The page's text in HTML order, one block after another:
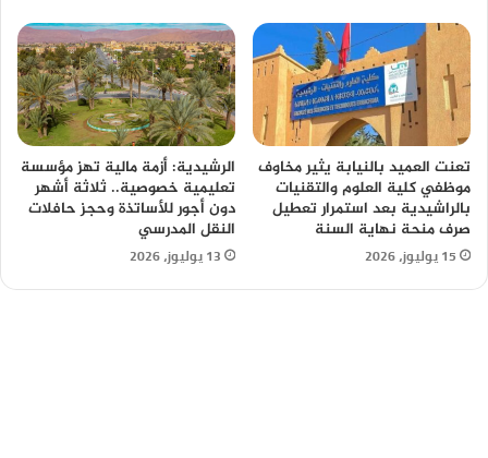
تعنت العميد بالنيابة يثير مخاوف
موظفي كلية العلوم والتقنيات
بالراشيدية بعد استمرار تعطيل
صرف منحة نهاية السنة
15 يوليوز، 2026
الرشيدية: أزمة مالية تهز مؤسسة
تعليمية خصوصية.. ثلاثة أشهر
دون أجور للأساتذة وحجز حافلات
النقل المدرسي
13 يوليوز، 2026